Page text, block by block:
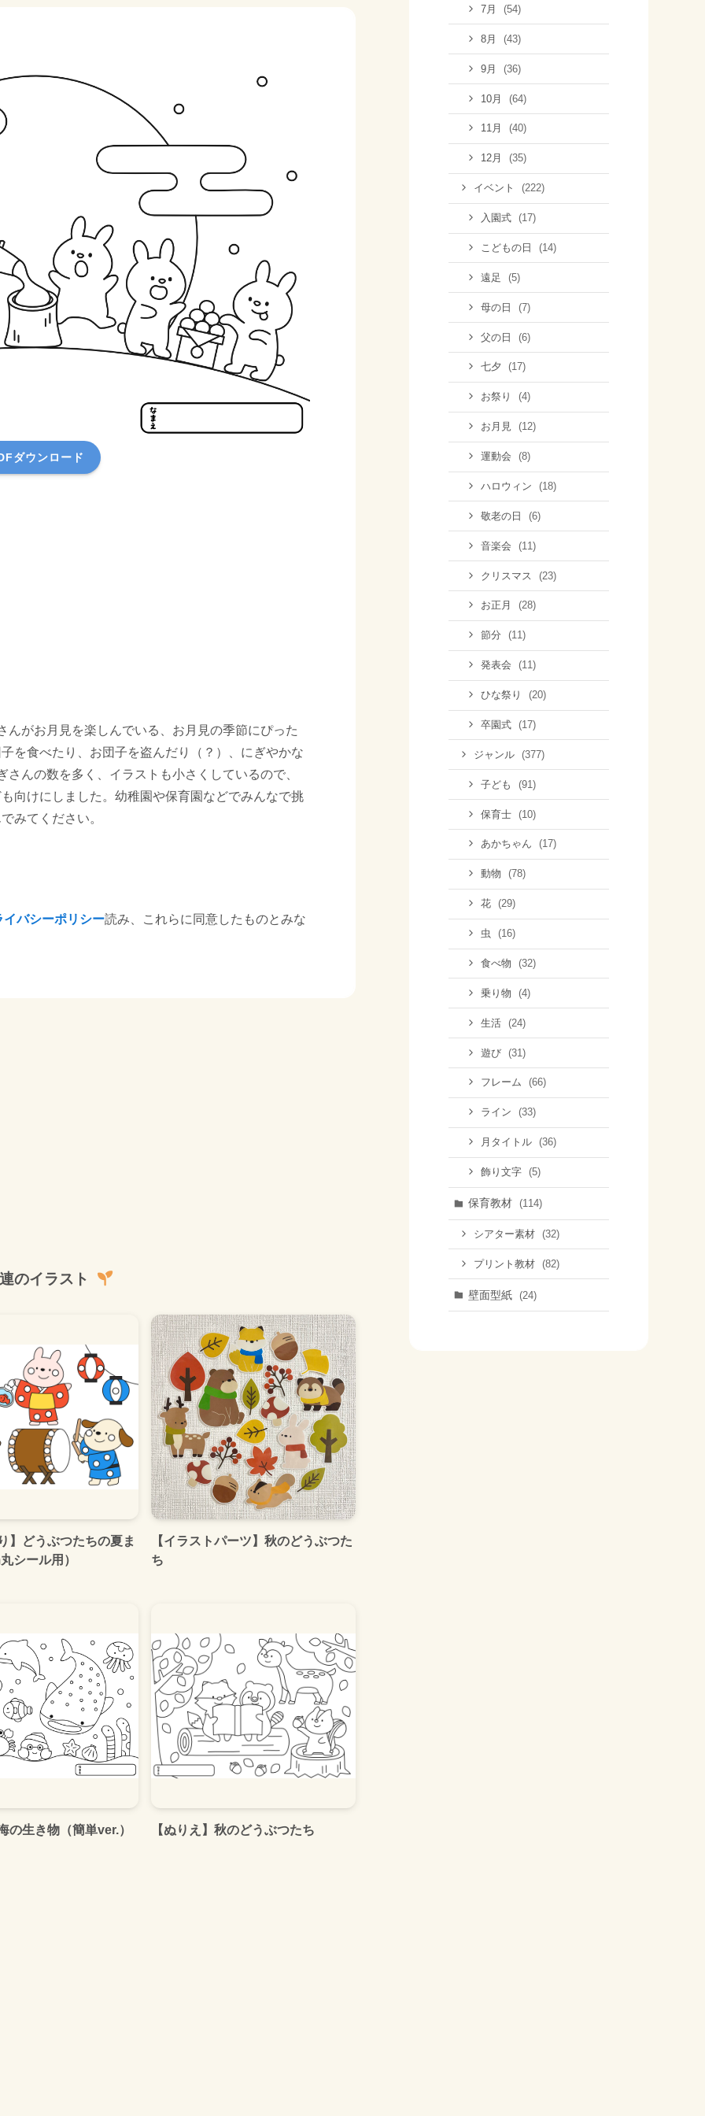
ダウンロード
がお月見を楽しんでいる、お月見の季節にぴった
を食べたり、お団子を盗んだり（？）、にぎやかな
んの数を多く、イラストも小さくしているので、
向けにしました。幼稚園や保育園などでみんなで挑
みてください。
イバシーポリシー読み、これらに同意したものとみな
のイラスト
】どうぶつたちの夏ま
シール用）
【イラストパーツ】秋のどうぶつた
ち
の生き物（簡単ver.） 【ぬりえ】秋のどうぶつたち
7月 (54)
8月 (43)
9月 (36)
10月 (64)
11月 (40)
12月 (35)
イベント (222)
入園式 (17)
こどもの日 (14)
遠足 (5)
母の日 (7)
父の日 (6)
七夕 (17)
お祭り (4)
お月見 (12)
運動会 (8)
ハロウィン (18)
敬老の日 (6)
音楽会 (11)
クリスマス (23)
お正月 (28)
節分 (11)
発表会 (11)
ひな祭り (20)
卒園式 (17)
ジャンル (377)
子ども (91)
保育士 (10)
あかちゃん (17)
動物 (78)
花 (29)
虫 (16)
食べ物 (32)
乗り物 (4)
生活 (24)
遊び (31)
フレーム (66)
ライン (33)
月タイトル (36)
飾り文字 (5)
保育教材 (114)
シアター素材 (32)
プリント教材 (82)
壁面型紙 (24)